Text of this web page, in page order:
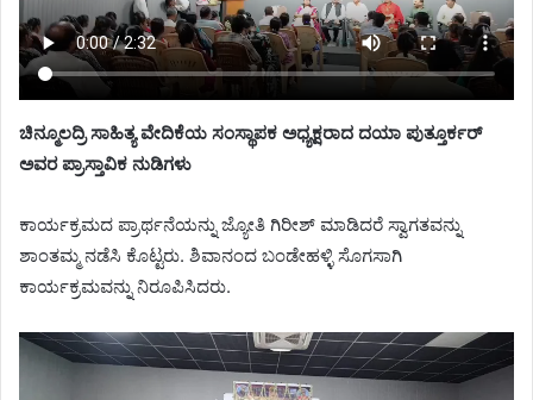
ಚಿನ್ಮೂಲದ್ರಿ ಸಾಹಿತ್ಯ ವೇದಿಕೆಯ ಸಂಸ್ಥಾಪಕ ಅಧ್ಯಕ್ಷರಾದ ದಯಾ ಪುತ್ತೂರ್ಕರ್
ಅವರ ಪ್ರಾಸ್ತಾವಿಕ ನುಡಿಗಳು
ಕಾರ್ಯಕ್ರಮದ ಪ್ರಾರ್ಥನೆಯನ್ನು ಜ್ಯೋತಿ ಗಿರೀಶ್ ಮಾಡಿದರೆ ಸ್ವಾಗತವನ್ನು
ಶಾಂತಮ್ಮ ನಡೆಸಿ ಕೊಟ್ಟರು. ಶಿವಾನಂದ ಬಂಡೇಹಳ್ಳಿ ಸೊಗಸಾಗಿ
ಕಾರ್ಯಕ್ರಮವನ್ನು ನಿರೂಪಿಸಿದರು.